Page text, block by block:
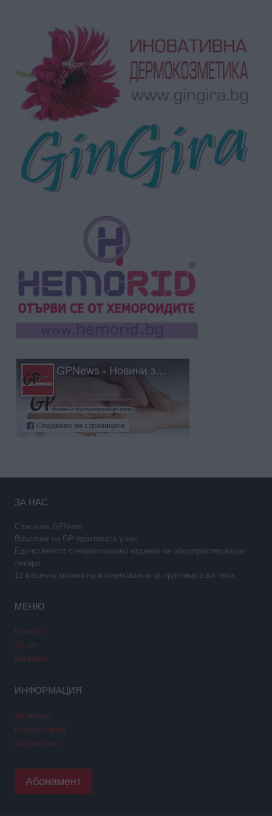
ЗА НАС
Списание GPNews
Връстник на GP практиката у нас
Единственото специализирано издание за общопрактикуващи
лекари
12 месечни книжки на жизненоважни за практиката ви теми
МЕНЮ
Начало
За нас
Контакти
ИНФОРМАЦИЯ
За автори
Етични норми
За реклама
Абонамент